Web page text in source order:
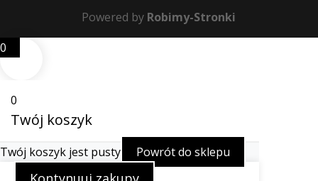
Powered by Robimy-Stronki
0
0
Twój koszyk
Twój koszyk jest pusty Powrót do sklepu